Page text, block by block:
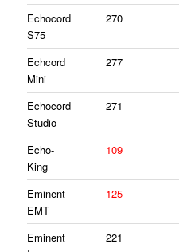
Echocord
S75
270
Echcord
Mini
277
Echocord
Studio
271
Echo-
King
109
Eminent
EMT
125
Eminent
221